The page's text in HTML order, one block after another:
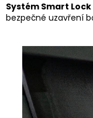
Systém Smart Lock
bezpečné uzavření